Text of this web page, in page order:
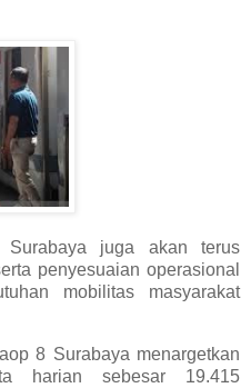
juga akan terus
penyesuaian operasional
mobilitas masyarakat
8 Surabaya menargetkan
harian sebesar 19.415